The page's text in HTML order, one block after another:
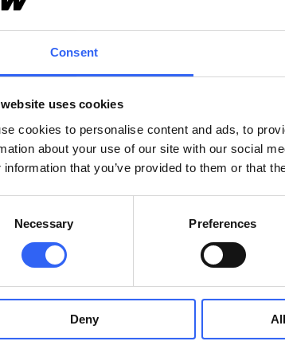
Consent
uses cookies
cookies to personalise content and ads, to
about your use of our site with our social
information that you’ve provided to them or that
Necessary Preferences
Deny
for
Dansk og engelsk som
standard
Klar til brug fra dag ét.